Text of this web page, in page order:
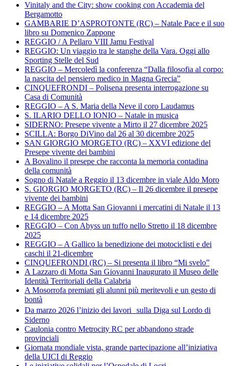
Vinitaly and the City: show cooking con Accademia del
Bergamotto
GAMBARIE D’ASPROTONTE (RC) – Natale Pace e il suo
libro su Domenico Zappone
REGGIO / A Pellaro VIII Jamu Festival
REGGIO: Un viaggio tra le stanghe della Vara. Oggi allo
Sporting Stelle del Sud
REGGIO – Mercoledì la conferenza “Dalla filosofia al corpo:
la nascita del pensiero medico in Magna Grecia”
CINQUEFRONDI – Polisena presenta interrogazione su
Casa di Comunità
REGGIO – A S. Maria della Neve il coro Laudamus
S. ILARIO DELLO IONIO – Natale in musica
SIDERNO: Presepe vivente a Mirto il 27 dicembre 2025
SCILLA: Borgo DiVino dal 26 al 30 dicembre 2025
SAN GIORGIO MORGETO (RC) – XXVI edizione del
Presepe vivente dei bambini
A Bovalino il presepe che racconta la memoria contadina
della comunità
Sogno di Natale a Reggio il 13 dicembre in viale Aldo Moro
S. GIORGIO MORGETO (RC) – Il 26 dicembre il presepe
vivente dei bambini
REGGIO – A Motta San Giovanni i mercatini di Natale il 13
e 14 dicembre 2025
REGGIO – Con Abyss un tuffo nello Stretto il 18 dicembre
2025
REGGIO – A Gallico la benedizione dei motociclisti e dei
caschi il 21-dicembre
CINQUEFRONDI (RC) – Si presenta il libro “Mi svelo”
A Lazzaro di Motta San Giovanni Inaugurato il Museo delle
Identità Territoriali della Calabria
A Mosorrofa premiati gli alunni più meritevoli e un gesto di
bontà
Da marzo 2026 l’inizio dei lavori sulla Diga sul Lordo di
Siderno
Caulonia contro Metrocity RC per abbandono strade
provinciali
Giornata mondiale vista, grande partecipazione all’iniziativa
della UICI di Reggio